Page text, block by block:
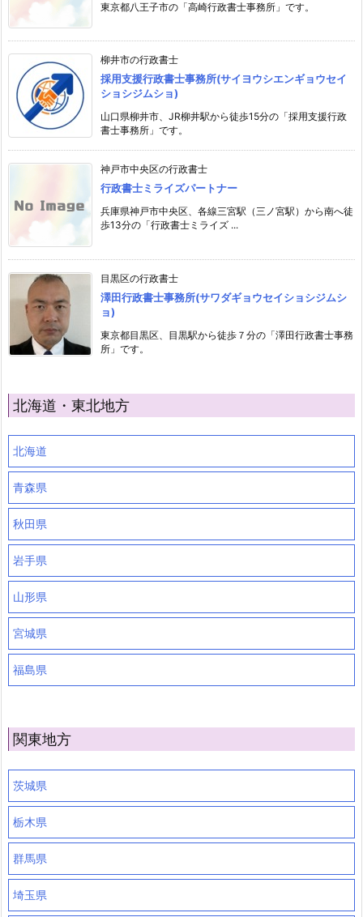
東京都八王子市の「高崎行政書士事務所」です。
柳井市の行政書士
採用支援行政書士事務所(サイヨウシエンギョウセイ
ショシジムショ)
山口県柳井市、JR柳井駅から徒歩15分の「採用支援行政
書士事務所」です。
神戸市中央区の行政書士
行政書士ミライズパートナー
兵庫県神戸市中央区、各線三宮駅（三ノ宮駅）から南へ徒
歩13分の「行政書士ミライズ ...
目黒区の行政書士
澤田行政書士事務所(サワダギョウセイショシジムシ
ョ)
東京都目黒区、目黒駅から徒歩７分の「澤田行政書士事務
所」です。
北海道・東北地方
北海道
青森県
秋田県
岩手県
山形県
宮城県
福島県
関東地方
茨城県
栃木県
群馬県
埼玉県